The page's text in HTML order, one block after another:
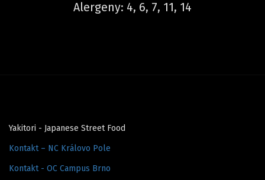
Alergeny: 4, 6, 7, 11, 14
Yakitori - Japanese Street Food
Kontakt – NC Královo Pole
Kontakt - OC Campus Brno